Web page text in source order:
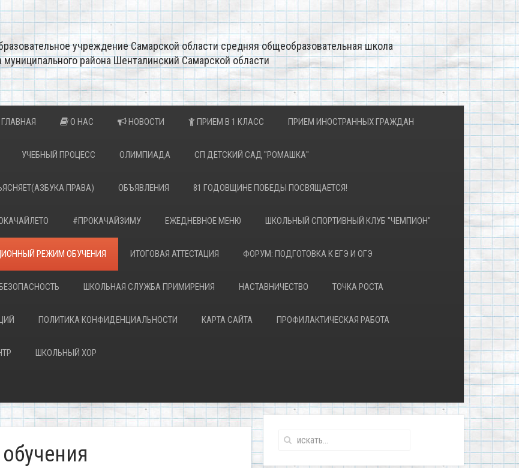
учреждение Самарской области средняя общеобразовательная школа
района Шенталинский Самарской области
ГЛАВНАЯ О НАС НОВОСТИ ПРИЕМ В 1 КЛАСС ПРИЕМ ИНОСТРАННЫХ ГРАЖДАН
УЧЕБНЫЙ ПРОЦЕСС ОЛИМПИАДА СП ДЕТСКИЙ САД "РОМАШКА"
ПРАВА) ОБЪЯВЛЕНИЯ 81 ГОДОВЩИНЕ ПОБЕДЫ ПОСВЯЩАЕТСЯ!
#ПРОКАЧАЙЗИМУ ЕЖЕДНЕВНОЕ МЕНЮ ШКОЛЬНЫЙ СПОРТИВНЫЙ КЛУБ "ЧЕМПИОН"
РЕЖИМ ОБУЧЕНИЯ ИТОГОВАЯ АТТЕСТАЦИЯ ФОРУМ: ПОДГОТОВКА К ЕГЭ И ОГЭ
БЕЗОПАСНОСТЬ ШКОЛЬНАЯ СЛУЖБА ПРИМИРЕНИЯ НАСТАВНИЧЕСТВО ТОЧКА РОСТА
ПОЛИТИКА КОНФИДЕНЦИАЛЬНОСТИ КАРТА САЙТА ПРОФИЛАКТИЧЕСКАЯ РАБОТА
ШКОЛЬНЫЙ ХОР